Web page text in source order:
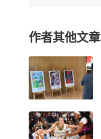
作者其他文章